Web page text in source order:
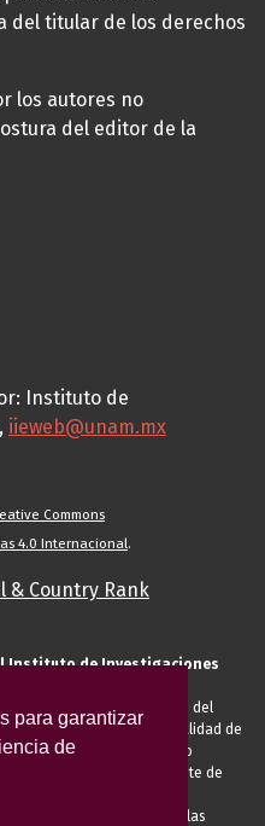
para garantizar
de
del titular de los derechos
los autores no
del editor de la
Instituto de
iieweb@unam.mx
Commons
4.0 Internacional.
Instituto de Investigaciones
de la UNAM, es responsable del
el registro de usted en calidad de
académica, conferencista o
visitante, proveedor o cliente de
exigidas legalmente o por las